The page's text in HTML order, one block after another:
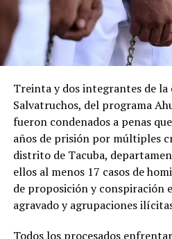
con hasta 380 años de cárcel
por crímenes cometidos en
Morazán
30 marzo, 2023
En «Judicial»
de
27
En
Condenan a 5 décadas tras
las rejas a pandilleros de la
18 por feminicidio agravado
en Santa Ana
17 abril, 2023
Treinta y dos integrantes de la
Salvatruchos, del programa
fueron condenados a penas
años de prisión por múltiples
distrito de Tacuba,
ellos al menos 17 casos de
de proposición y conspiración
agravado y agrupaciones
Todos los procesados